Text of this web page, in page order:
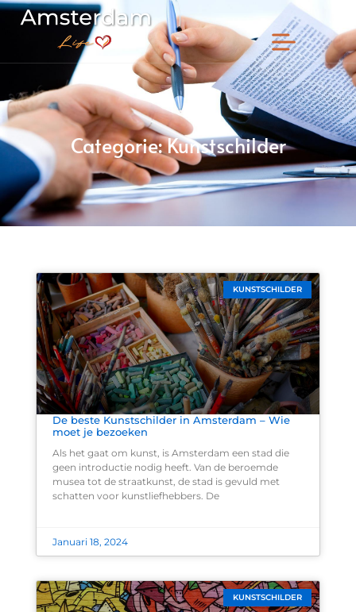
Categorie: Kunstschilder
KUNSTSCHILDER
De beste Kunstschilder in Amsterdam – Wie
moet je bezoeken
Als het gaat om kunst, is Amsterdam een stad die
geen introductie nodig heeft. Van de beroemde
musea tot de straatkunst, de stad is gevuld met
schatten voor kunstliefhebbers. De
Januari 18, 2024
KUNSTSCHILDER